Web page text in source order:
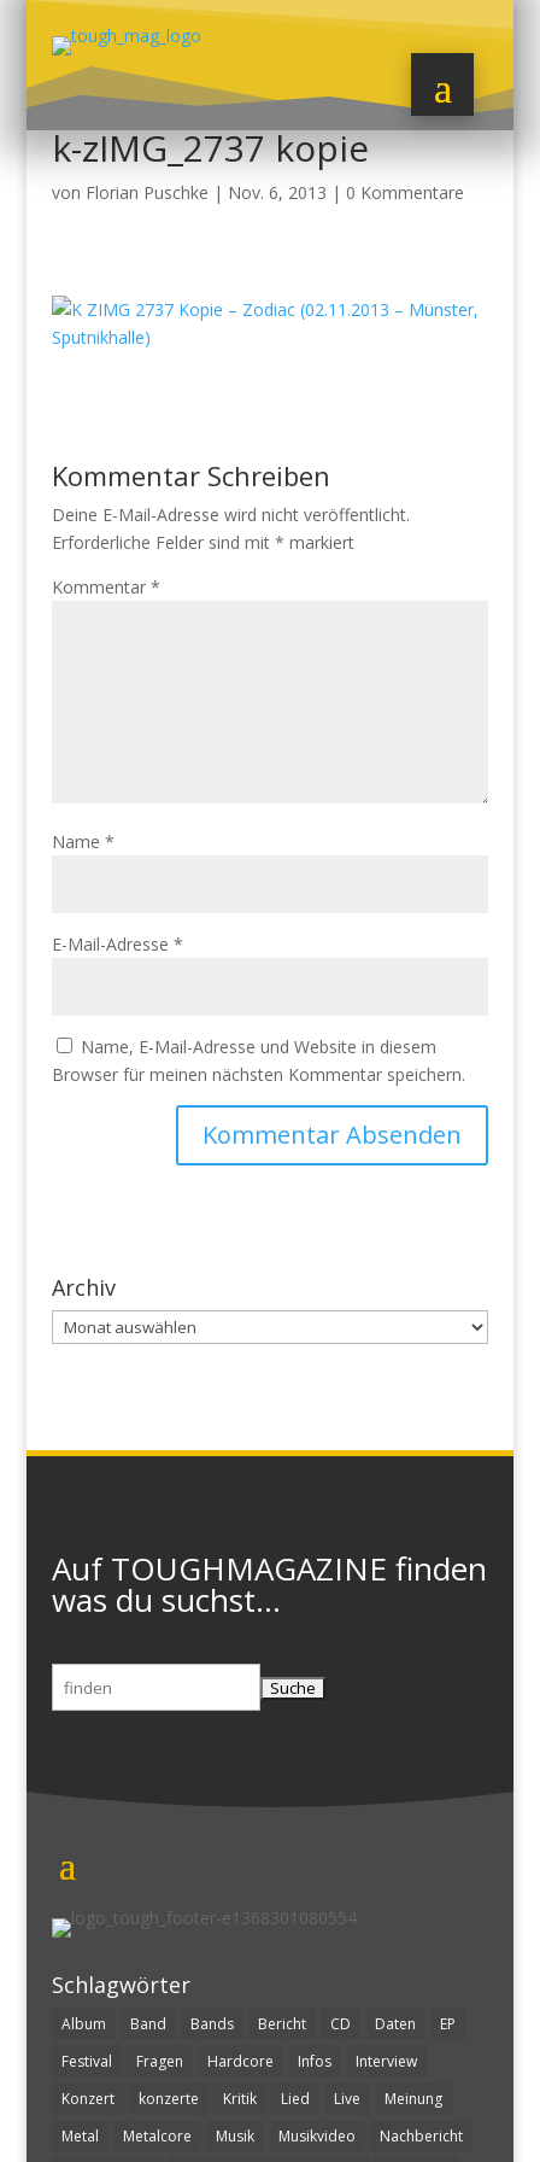
k-zIMG_2737 kopie
von Florian Puschke | Nov. 6, 2013 | 0 Kommentare
Kommentar Schreiben
Deine E-Mail-Adresse wird nicht veröffentlicht.
Erforderliche Felder sind mit * markiert
Kommentar *
Name *
E-Mail-Adresse *
Name, E-Mail-Adresse und Website in diesem
Browser für meinen nächsten Kommentar speichern.
Archiv
Archiv
Auf TOUGHMAGAZINE finden
was du suchst...
Suchen
nach:
Schlagwörter
Album Band Bands Bericht CD Daten
EP
Festival
Fragen Hardcore Infos
Interview
Konzert
konzerte Kritik Lied Live
Meinung
Metal
Metalcore Musik Musikvideo Nachbericht